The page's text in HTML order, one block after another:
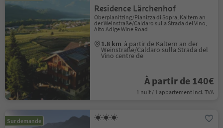
Residence Lärchenhof
Oberplanitzing/Pianizza di Sopra, Kaltern an
der Weinstraße/Caldaro sulla Strada del Vino,
Alto Adige Wine Road
1.8 km à partir de Kaltern an der
Weinstraße/Caldaro sulla Strada del
Vino centre de
À partir de 140€
1 nuit / 1 appartement incl. TVA
Sur demande